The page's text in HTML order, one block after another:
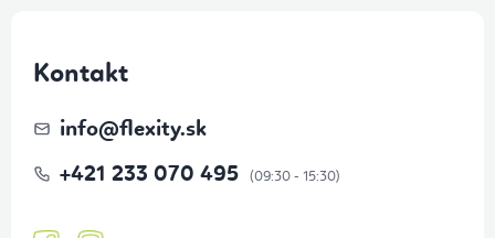
Kontakt
info@flexity.sk
+421 233 070 495